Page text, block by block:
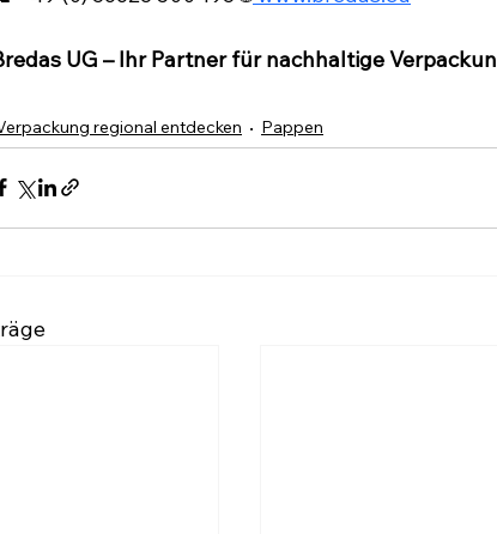
UG – Ihr Partner für nachhaltige
regional entdecken Pappen